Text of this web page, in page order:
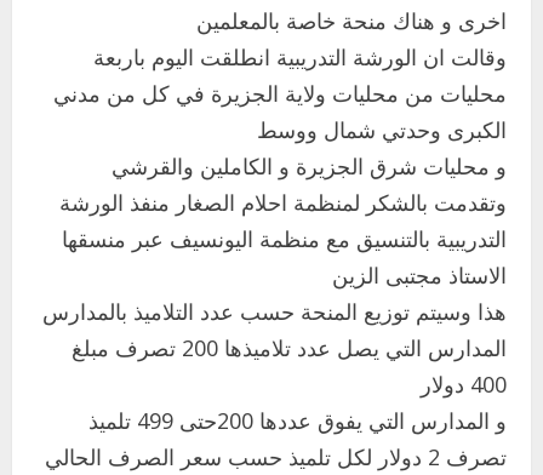
اخرى و هناك منحة خاصة بالمعلمين
وقالت ان الورشة التدريبية انطلقت اليوم باربعة
محليات من محليات ولاية الجزيرة في كل من مدني
الكبرى وحدتي شمال ووسط
و محليات شرق الجزيرة و الكاملين والقرشي
وتقدمت بالشكر لمنظمة احلام الصغار منفذ الورشة
التدريبية بالتنسيق مع منظمة اليونسيف عبر منسقها
الاستاذ مجتبى الزين
هذا وسيتم توزيع المنحة حسب عدد التلاميذ بالمدارس
المدارس التي يصل عدد تلاميذها 200 تصرف مبلغ
400 دولار
و المدارس التي يفوق عددها 200حتى 499 تلميذ
تصرف 2 دولار لكل تلميذ حسب سعر الصرف الحالي
اخر الاخبار
التعليم الخاص بمحلية ودمدني الكبرى
يعلن تخفيض الرسوم الدراسية لهذا العام
3
اخر الاخبار
وزير التربية والتعليم بالولاية يدشن ورشة
تأهيل معلمي مادة اللغة الإنجليزية بمحلية
أغسطس 3, 2026
اخر الاخبار الاخبار